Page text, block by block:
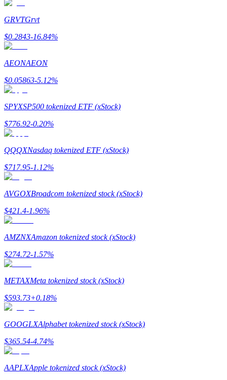
Parrainage
Invitez un ami pour recevoir des récompenses en espèces
Deposit CASHCAT & Win
Register & Trade to Win 500,000 USDT
Precious Metals Trading Carnival
Trade Gold & Silver · 33,333 USDT Bonus
GRVTGrvt
$0.2843-16.84%
AEONAEON
$0.05863-5.12%
SPYXSP500 tokenized ETF (xStock)
$776.92-0.20%
QQQXNasdaq tokenized ETF (xStock)
$717.95-1.12%
AVGOXBroadcom tokenized stock (xStock)
$421.4-1.96%
AMZNXAmazon tokenized stock (xStock)
$274.72-1.57%
METAXMeta tokenized stock (xStock)
$593.73+0.18%
GOOGLXAlphabet tokenized stock (xStock)
$365.54-4.74%
AAPLXApple tokenized stock (xStock)